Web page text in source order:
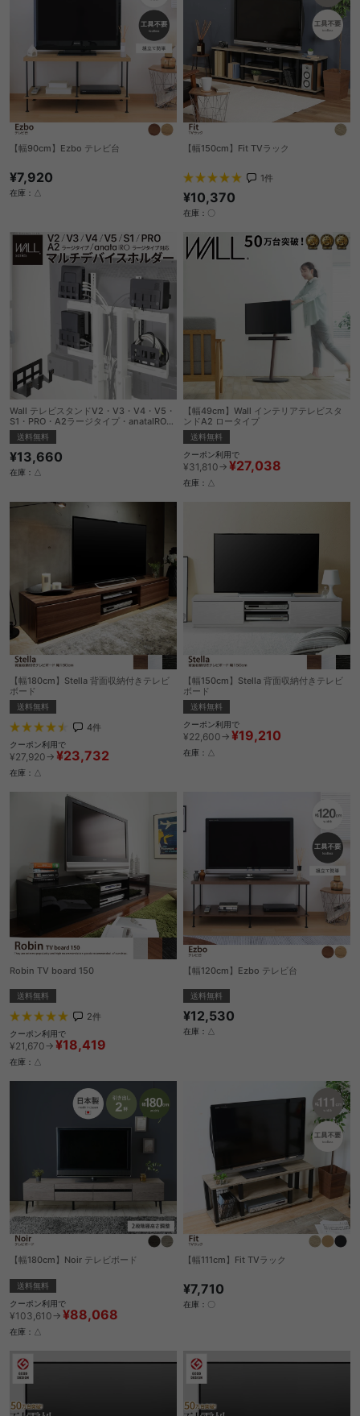
【幅90cm】Ezbo テレビ台
¥7,920
在庫：△
【幅150cm】Fit TVラック
1件
¥10,370
在庫：〇
Wall テレビスタンドV2・V3・V4・V5・
S1・PRO・A2ラージタイプ・anataIROラ
ージタイプ対応マルチデバイスホルダー
送料無料
¥13,660
在庫：△
【幅49cm】Wall インテリアテレビスタ
ンドA2 ロータイプ
送料無料
クーポン利用で
¥31,810→ ¥27,038
在庫：△
【幅180cm】Stella 背面収納付きテレビ
ボード
送料無料
4件
クーポン利用で
¥27,920→ ¥23,732
在庫：△
【幅150cm】Stella 背面収納付きテレビ
ボード
送料無料
クーポン利用で
¥22,600→ ¥19,210
在庫：△
Robin TV board 150
送料無料
2件
クーポン利用で
¥21,670→ ¥18,419
在庫：△
【幅120cm】Ezbo テレビ台
送料無料
¥12,530
在庫：△
【幅180cm】Noir テレビボード
送料無料
クーポン利用で
¥103,610→ ¥88,068
在庫：△
【幅111cm】Fit TVラック
¥7,710
在庫：〇